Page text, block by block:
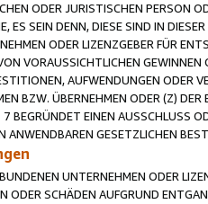
ODER JURISTISCHEN PERSON
ES SEIN DENN, DIESE SIND IN
ODER LIZENZGEBER FÜR
VORAUSSICHTLICHEN
AUFWENDUNGEN ODER
BZW. ÜBERNEHMEN ODER (Z)
BEGRÜNDET EINEN AUSSCHLUSS
ANWENDBAREN GESETZLICHEN
UNTERNEHMEN ODER
ODER SCHÄDEN AUFGRUND